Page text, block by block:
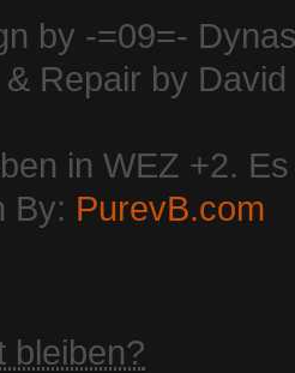
by -=09=-
Repair by
in WEZ +2.
By: PurevB.com
bleiben?